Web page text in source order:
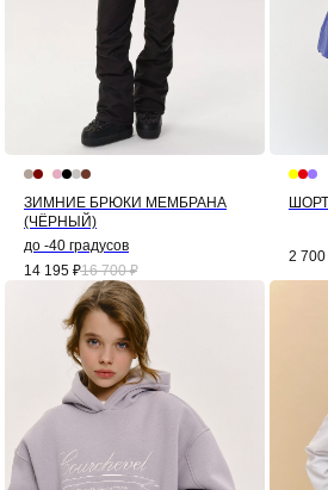
ЗИМНИЕ БРЮКИ МЕМБРАНА
(ЧЁРНЫЙ)
до -40 градусов
14 195 ₽16 700 ₽
2 700